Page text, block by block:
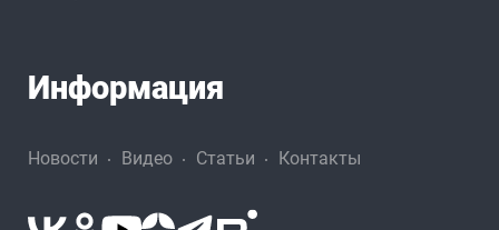
Информация
Новости Видео Статьи Контакты